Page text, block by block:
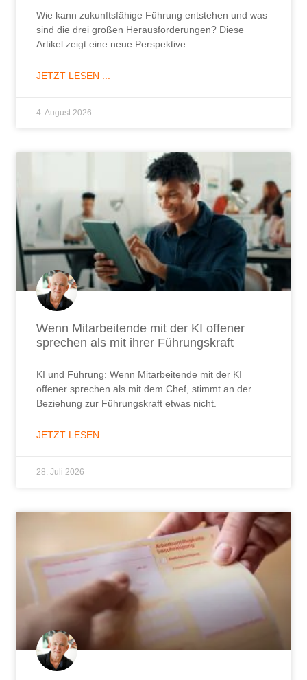
Wie kann zukunftsfähige Führung entstehen und was
sind die drei großen Herausforderungen? Diese
Artikel zeigt eine neue Perspektive.
JETZT LESEN ...
4. August 2026
Wenn Mitarbeitende mit der KI offener
sprechen als mit ihrer Führungskraft
KI und Führung: Wenn Mitarbeitende mit der KI
offener sprechen als mit dem Chef, stimmt an der
Beziehung zur Führungskraft etwas nicht.
JETZT LESEN ...
28. Juli 2026